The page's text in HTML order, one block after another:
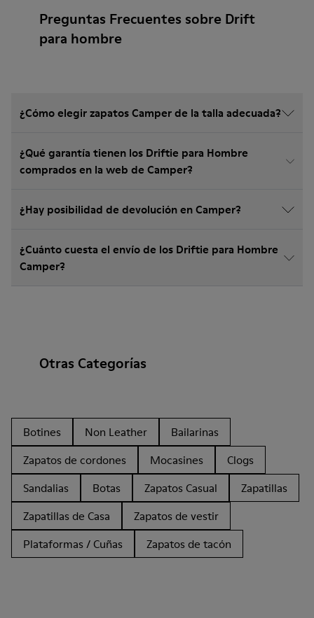
Preguntas Frecuentes sobre Drift
para hombre
¿Cómo elegir zapatos Camper de la talla adecuada?
¿Qué garantía tienen los Driftie para Hombre
comprados en la web de Camper?
¿Hay posibilidad de devolución en Camper?
¿Cuánto cuesta el envío de los Driftie para Hombre
Camper?
Otras Categorías
Botines Non Leather
Bailarinas
Zapatos de cordones
Mocasines
Clogs
Sandalias
Botas Zapatos Casual
Zapatillas
Zapatillas de Casa
Zapatos de vestir
Plataformas / Cuñas
Zapatos de tacón